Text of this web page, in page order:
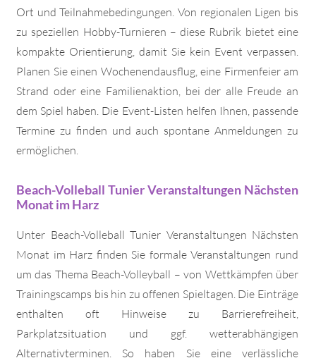
Ort und Teilnahmebedingungen. Von regionalen Ligen bis
zu speziellen Hobby-Turnieren – diese Rubrik bietet eine
kompakte Orientierung, damit Sie kein Event verpassen.
Planen Sie einen Wochenendausflug, eine Firmenfeier am
Strand oder eine Familienaktion, bei der alle Freude an
dem Spiel haben. Die Event-Listen helfen Ihnen, passende
Termine zu finden und auch spontane Anmeldungen zu
ermöglichen.
Beach-Volleball Tunier Veranstaltungen Nächsten
Monat im Harz
Unter Beach-Volleball Tunier Veranstaltungen Nächsten
Monat im Harz finden Sie formale Veranstaltungen rund
um das Thema Beach-Volleyball – von Wettkämpfen über
Trainingscamps bis hin zu offenen Spieltagen. Die Einträge
enthalten oft Hinweise zu Barrierefreiheit,
Parkplatzsituation und ggf. wetterabhängigen
Alternativterminen. So haben Sie eine verlässliche